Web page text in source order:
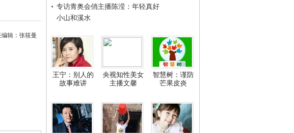
专访青奥会俏主播陈滢：年轻真好
小山和溪水
王宁：别人的
故事难讲
央视知性美女
主播文馨
智慧树：谨防
芒果皮炎
编辑：张筱曼